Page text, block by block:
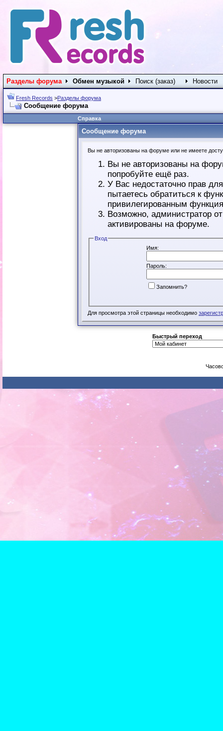
Разделы форума Обмен музыкой Поиск (заказ) Новости
Fresh Records >Разделы форума
Сообщение форума
Справка
Сообщение форума
Вы не авторизованы на форуме или не имеете
Вы не авторизованы на
попробуйте ещё раз.
У Вас недостаточно прав
пытаетесь обратиться к
привилегированным
Возможно, администратор
активированы на форуме.
Вход
Имя:
Пароль:
Запомнить?
Для просмотра этой страницы необходимо
Быстрый переход